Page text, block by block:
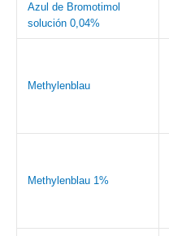
Azul de Bromotimol
solución 0,04%
Methylenblau
Methylenblau 1%